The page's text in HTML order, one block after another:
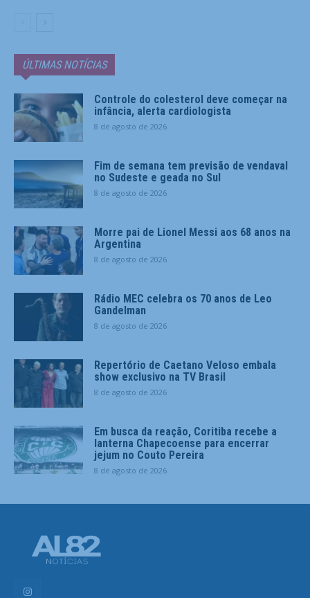
ÚLTIMAS NOTÍCIAS
Controle do colesterol deve começar na
infância, alerta cardiologista
8 de agosto de 2026
Fim de semana tem previsão de vendaval
no Sudeste e geada no Sul
8 de agosto de 2026
Morre pai de Lionel Messi aos 68 anos na
Argentina
8 de agosto de 2026
Rádio MEC celebra os 70 anos de Leo
Gandelman
8 de agosto de 2026
Repertório de Caetano Veloso embala
show exclusivo na TV Brasil
8 de agosto de 2026
Em busca da reação, Coritiba recebe a
lanterna Chapecoense para encerrar
jejum no Couto Pereira
8 de agosto de 2026